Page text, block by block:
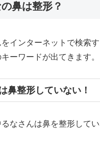
鼻は整形？
インターネットで検索
ーワードが出てきます。
鼻整形していない！
なさんは鼻を整形して